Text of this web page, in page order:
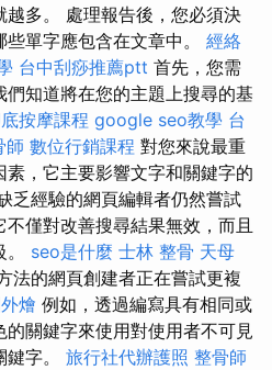
多。 處理報告後，您必須決
單字應包含在文章中。 經絡
台中刮痧推薦ptt 首先，您需
知道將在您的主題上搜尋的基
按摩課程 google seo教學 台
師 數位行銷課程 對您來說最重
，它主要影響文字和關鍵字的
乏經驗的網頁編輯者仍然嘗試
僅對改善搜尋結果無效，而且
seo是什麼 士林 整骨 天母
法的網頁創建者正在嘗試更複
燴 例如，透過編寫具有相同或
關鍵字來使用對使用者不可見
字。 旅行社代辦護照 整骨師